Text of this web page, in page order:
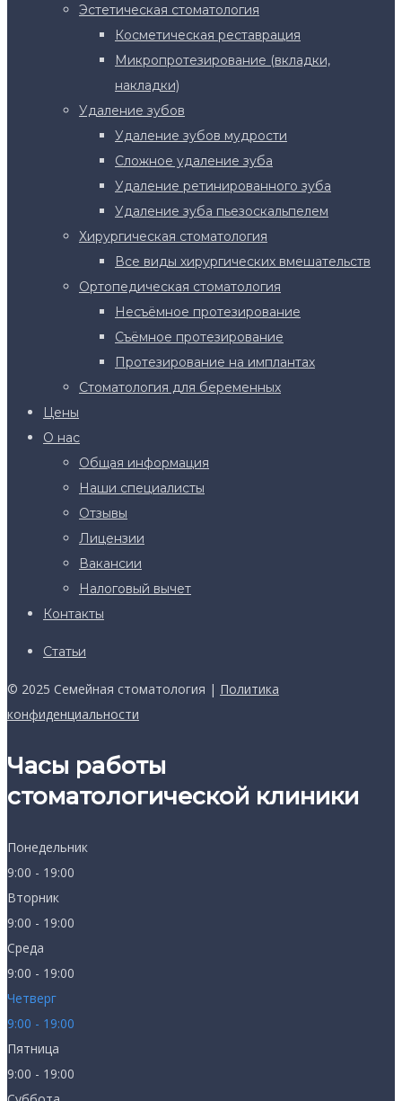
Эстетическая стоматология
Косметическая реставрация
Микропротезирование (вкладки,
накладки)
Удаление зубов
Удаление зубов мудрости
Сложное удаление зуба
Удаление ретинированного зуба
Удаление зуба пьезоскальпелем
Хирургическая стоматология
Все виды хирургических вмешательств
Ортопедическая стоматология
Несъёмное протезирование
Съёмное протезирование
Протезирование на имплантах
Стоматология для беременных
Цены
О нас
Общая информация
Наши специалисты
Отзывы
Лицензии
Вакансии
Налоговый вычет
Контакты
Статьи
© 2025 Семейная стоматология | Политика
конфиденциальности
Часы работы
стоматологической клиники
Понедельник
9:00 - 19:00
Вторник
9:00 - 19:00
Среда
9:00 - 19:00
Четверг
9:00 - 19:00
Пятница
9:00 - 19:00